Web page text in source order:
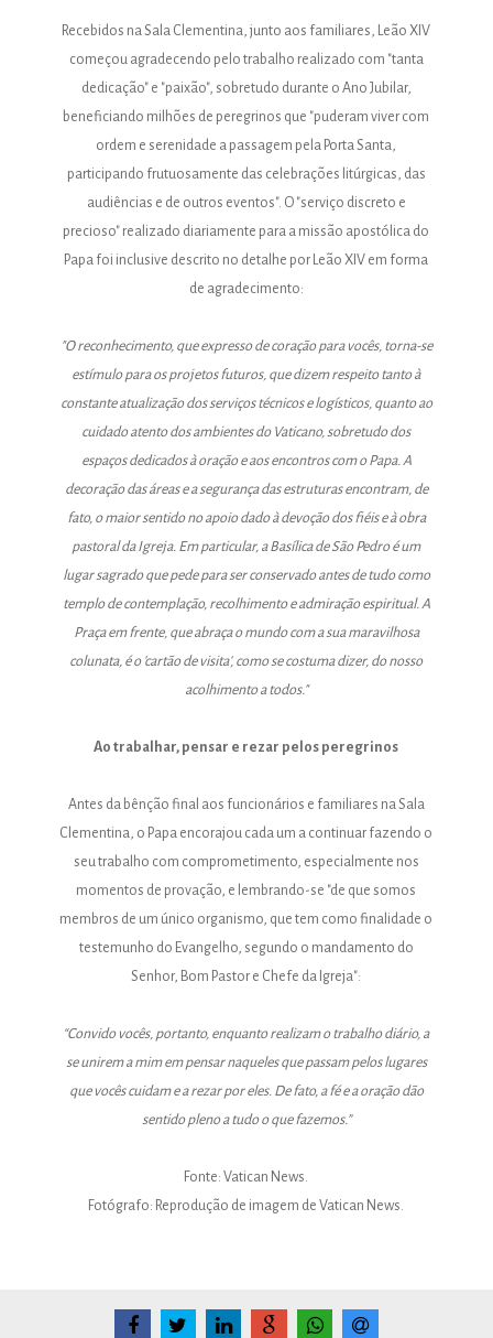
Recebidos na Sala Clementina, junto aos familiares, Leão XIV
começou agradecendo pelo trabalho realizado com "tanta
dedicação" e "paixão", sobretudo durante o Ano Jubilar,
beneficiando milhões de peregrinos que "puderam viver com
ordem e serenidade a passagem pela Porta Santa,
participando frutuosamente das celebrações litúrgicas, das
audiências e de outros eventos". O "serviço discreto e
precioso" realizado diariamente para a missão apostólica do
Papa foi inclusive descrito no detalhe por Leão XIV em forma
de agradecimento:
"O reconhecimento, que expresso de coração para vocês, torna-se
estímulo para os projetos futuros, que dizem respeito tanto à
constante atualização dos serviços técnicos e logísticos, quanto ao
cuidado atento dos ambientes do Vaticano, sobretudo dos
espaços dedicados à oração e aos encontros com o Papa. A
decoração das áreas e a segurança das estruturas encontram, de
fato, o maior sentido no apoio dado à devoção dos fiéis e à obra
pastoral da Igreja. Em particular, a Basílica de São Pedro é um
lugar sagrado que pede para ser conservado antes de tudo como
templo de contemplação, recolhimento e admiração espiritual. A
Praça em frente, que abraça o mundo com a sua maravilhosa
colunata, é o 'cartão de visita', como se costuma dizer, do nosso
acolhimento a todos."
Ao trabalhar, pensar e rezar pelos peregrinos
Antes da bênção final aos funcionários e familiares na Sala
Clementina, o Papa encorajou cada um a continuar fazendo o
seu trabalho com comprometimento, especialmente nos
momentos de provação, e lembrando-se "de que somos
membros de um único organismo, que tem como finalidade o
testemunho do Evangelho, segundo o mandamento do
Senhor, Bom Pastor e Chefe da Igreja":
“Convido vocês, portanto, enquanto realizam o trabalho diário, a
se unirem a mim em pensar naqueles que passam pelos lugares
que vocês cuidam e a rezar por eles. De fato, a fé e a oração dão
sentido pleno a tudo o que fazemos.”
Fonte: Vatican News.
Fotógrafo: Reprodução de imagem de Vatican News.